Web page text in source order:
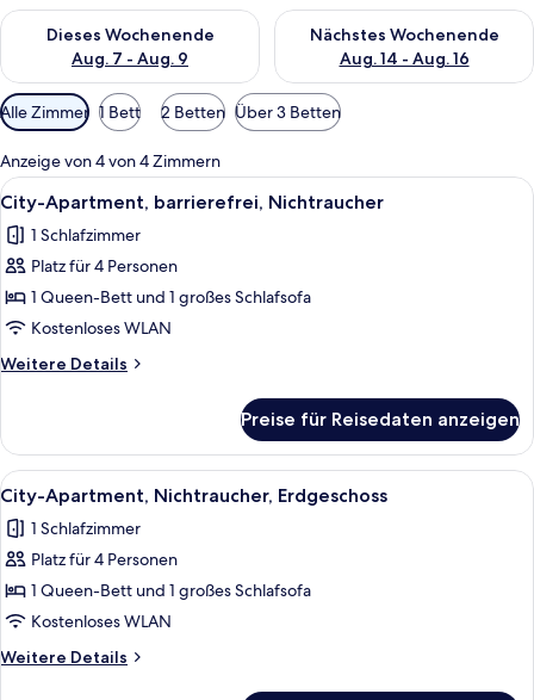
Dieses Wochenende
Aug. 7 - Aug. 9
Überprüfe die Verfügbarkeit für dieses Wochenende, Aug. 7
Nächstes Wochenende
Aug. 14 - Aug. 16
Überprüfe die Verfügbarkeit
Verfügbare
Filter
für
Zimmer
Alle Zimmer 1 Bett 2 Betten Über 3 Betten
Anzeige von 4 von 4 Zimmern
Alle
Fotos
für
City-
Apartment,
barrierefrei,
Nichtraucher
anzeigen
Ein kleines Hotelzimmer mit Bett,
12
City-Apartment, barrierefrei, Nichtraucher
1 Schlafzimmer
Platz für 4 Personen
1 Queen-Bett und 1 großes Schlafsofa
Kostenloses WLAN
Weitere Details
Weitere
Apartment,
barrierefrei,
Nichtraucher
Preise für Reisedaten anzeigen
Alle
Fotos
für
City-
Apartment,
Nichtraucher,
Erdgeschoss
anzeigen
Ein Gebäude mit Glastür, einem
1
City-Apartment, Nichtraucher, Erdgeschoss
1 Schlafzimmer
Platz für 4 Personen
1 Queen-Bett und 1 großes Schlafsofa
Kostenloses WLAN
Weitere Details
Weitere